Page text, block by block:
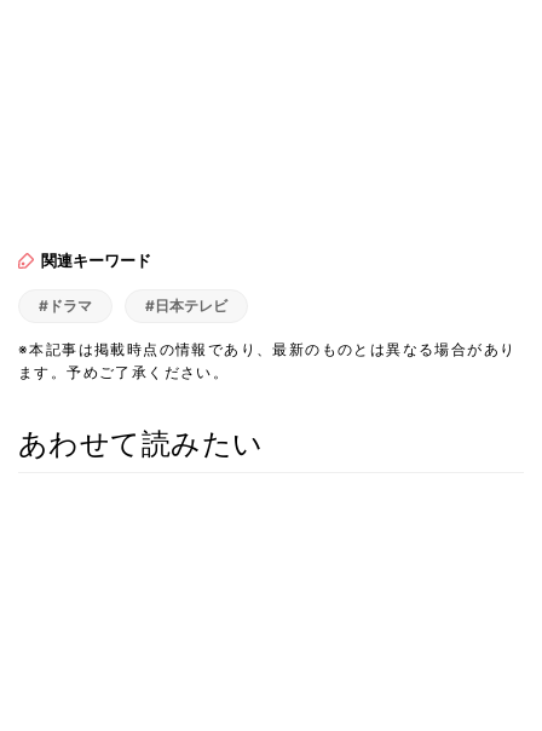
関連キーワード
#ドラマ #日本テレビ
※本記事は掲載時点の情報であり、最新のものとは異なる場合があり
ます。予めご了承ください。
あわせて読みたい